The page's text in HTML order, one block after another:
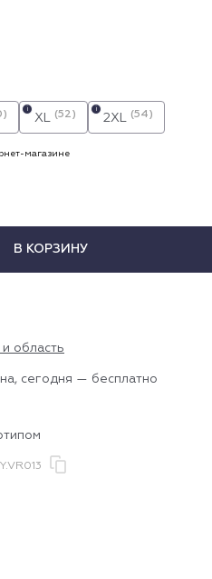
XL (52)
i
2XL (54)
i
магазине
В КОРЗИНУ
область
сегодня — бесплатно